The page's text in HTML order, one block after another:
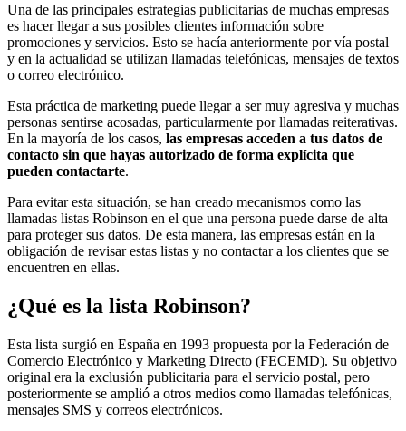
Una de las principales estrategias publicitarias de muchas empresas
es hacer llegar a sus posibles clientes información sobre
promociones y servicios. Esto se hacía anteriormente por vía postal
y en la actualidad se utilizan llamadas telefónicas, mensajes de textos
o correo electrónico.
Esta práctica de marketing puede llegar a ser muy agresiva y muchas
personas sentirse acosadas, particularmente por llamadas reiterativas.
En la mayoría de los casos, las empresas acceden a tus datos de
contacto sin que hayas autorizado de forma explícita que
pueden contactarte.
Para evitar esta situación, se han creado mecanismos como las
llamadas listas Robinson en el que una persona puede darse de alta
para proteger sus datos. De esta manera, las empresas están en la
obligación de revisar estas listas y no contactar a los clientes que se
encuentren en ellas.
¿Qué es la lista Robinson?
Esta lista surgió en España en 1993 propuesta por la Federación de
Comercio Electrónico y Marketing Directo (FECEMD). Su objetivo
original era la exclusión publicitaria para el servicio postal, pero
posteriormente se amplió a otros medios como llamadas telefónicas,
mensajes SMS y correos electrónicos.